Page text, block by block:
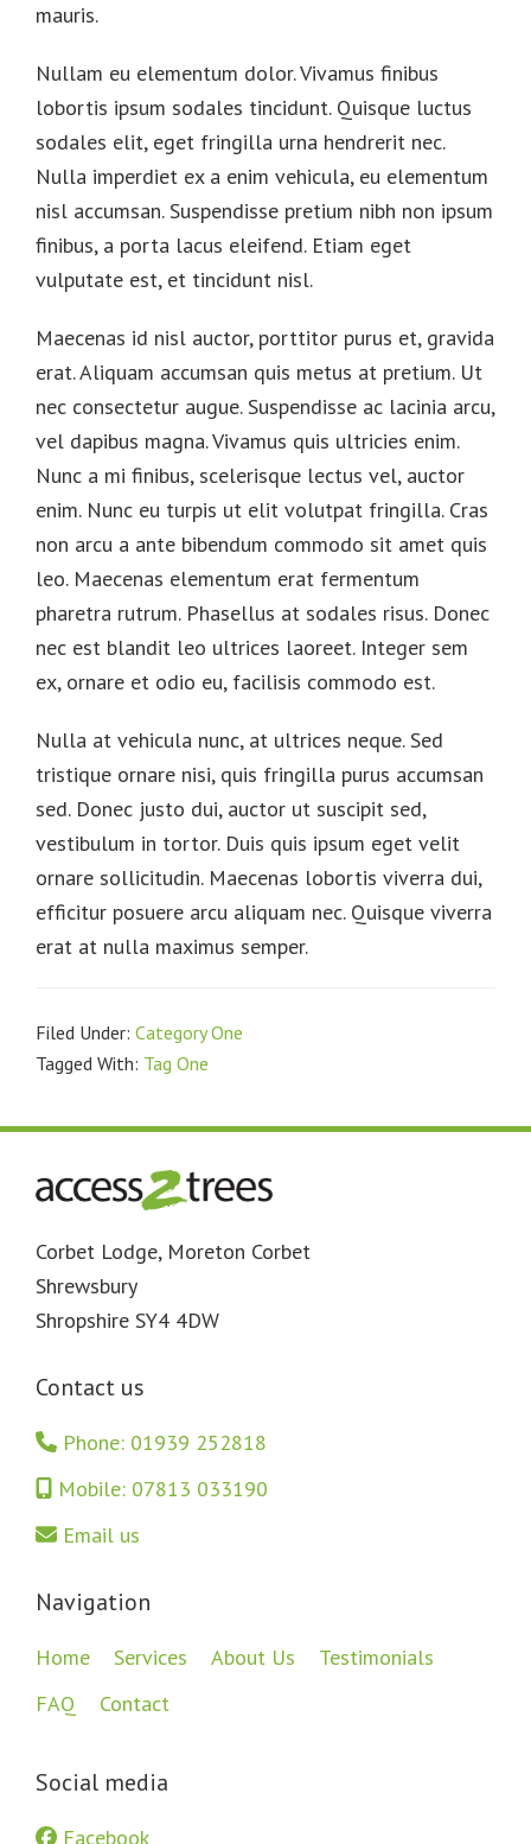
mauris.
Nullam eu elementum dolor. Vivamus finibus
lobortis ipsum sodales tincidunt. Quisque luctus
sodales elit, eget fringilla urna hendrerit nec.
Nulla imperdiet ex a enim vehicula, eu elementum
nisl accumsan. Suspendisse pretium nibh non ipsum
finibus, a porta lacus eleifend. Etiam eget
vulputate est, et tincidunt nisl.
Maecenas id nisl auctor, porttitor purus et, gravida
erat. Aliquam accumsan quis metus at pretium. Ut
nec consectetur augue. Suspendisse ac lacinia arcu,
vel dapibus magna. Vivamus quis ultricies enim.
Nunc a mi finibus, scelerisque lectus vel, auctor
enim. Nunc eu turpis ut elit volutpat fringilla. Cras
non arcu a ante bibendum commodo sit amet quis
leo. Maecenas elementum erat fermentum
pharetra rutrum. Phasellus at sodales risus. Donec
nec est blandit leo ultrices laoreet. Integer sem
ex, ornare et odio eu, facilisis commodo est.
Nulla at vehicula nunc, at ultrices neque. Sed
tristique ornare nisi, quis fringilla purus accumsan
sed. Donec justo dui, auctor ut suscipit sed,
vestibulum in tortor. Duis quis ipsum eget velit
ornare sollicitudin. Maecenas lobortis viverra dui,
efficitur posuere arcu aliquam nec. Quisque viverra
erat at nulla maximus semper.
Filed Under: Category One
Tagged With: Tag One
Footer
Corbet Lodge, Moreton Corbet
Shrewsbury
Shropshire SY4 4DW
Contact us
Phone: 01939 252818
Mobile: 07813 033190
Email us
Navigation
Home Services About Us
Testimonials
FAQ
Contact
Social media
Facebook